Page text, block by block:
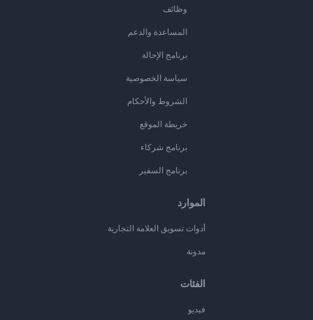
وظائف
المساعدة والدعم
برنامج الإحالة
سياسة الخصوصية
الشروط والأحكام
خريطة الموقع
برنامج شركاء
برنامج السفير
الموارد
أدوات تسويق العلامة التجارية
مدونة
الفئات
فيديو